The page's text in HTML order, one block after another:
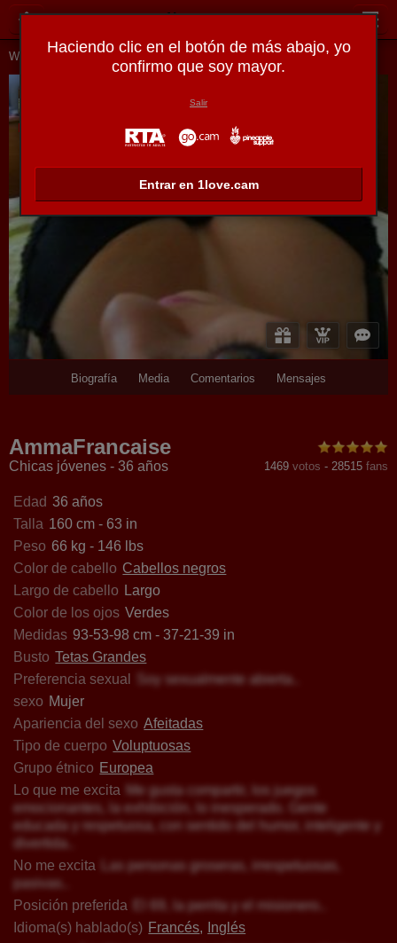
1love.cam
Webcams en vivo Chicas jóvenes Ammafrancaise
AmmaFrancaise
Desconectado
Biografía Media Comentarios Mensajes
1469 votos - 28515 fans
AmmaFrancaise
Chicas jóvenes - 36 años
Edad 36 años
Talla 160 cm - 63 in
Peso 66 kg - 146 lbs
Color de cabello Cabellos negros
Largo de cabello Largo
Color de los ojos Verdes
Medidas 93-53-98 cm - 37-21-39 in
Busto Tetas Grandes
Preferencia sexual
Soy sexualmente abierta..
sexo Mujer
Apariencia del sexo Afeitadas
Tipo de cuerpo Voluptuosas
Grupo étnico Europea
Lo que me excita
Me gusta compartir, los juegos
emocionantes, la exhibición, lo inesperado. Gente
educada y respetuosa, con sentido del humor, inteligente y
divertida..
No me excita
Las personas groseras, irrespetuosas,
pasivas..
Posición preferida
El 69, la perrita y el misionero..
Idioma(s) hablado(s) Francés
Inglés
Haciendo clic en el botón de más abajo, yo
confirmo que soy mayor.
Salir
Entrar en 1love.cam